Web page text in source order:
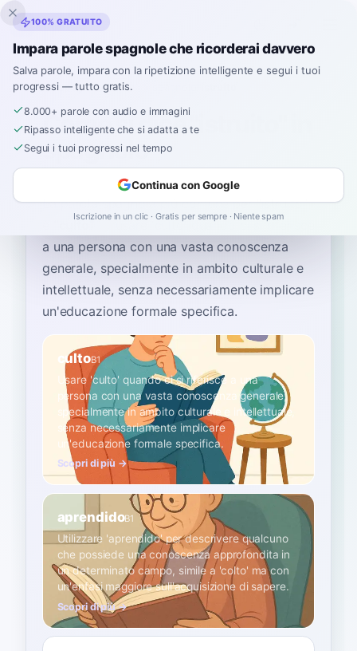
Inklingo
Home› Spagnolo›Italian
Come si dice "istruito" in
spagnolo
La parola spagnola più comune per“istruito”
usare 'culto' quando ci si riferisce
a una persona con una vasta conoscenza
generale, specialmente in ambito culturale e
intellettuale, senza necessariamente implicare
un'educazione formale specifica.
cultoB1
Usare 'culto' quando ci si riferisce a una
persona con una vasta conoscenza generale,
specialmente in ambito culturale e intellettuale,
senza necessariamente implicare
un'educazione formale specifica.
Scopri di più →
aprendidoB1
Utilizzare 'aprendido' per descrivere qualcuno
che possiede una conoscenza approfondita in
un determinato campo, simile a 'colto' ma con
un'enfasi maggiore sull'acquisizione di sapere.
Scopri di più →
100% GRATUITO
Impara parole spagnole che ricorderai davvero
Salva parole, impara con la ripetizione intelligente e segui i tuoi
progressi — tutto gratis.
8.000+ parole con audio e immagini
Ripasso intelligente che si adatta a te
Segui i tuoi progressi nel tempo
Continua con Google
Iscrizione in un clic · Gratis per sempre · Niente spam